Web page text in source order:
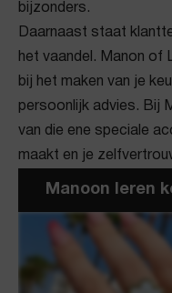
bijzonders.
Daarnaast staat
het vaandel. Manon of
bij het maken van je
persoonlijk advies. Bij
van die ene speciale
maakt en je
Manoon leren